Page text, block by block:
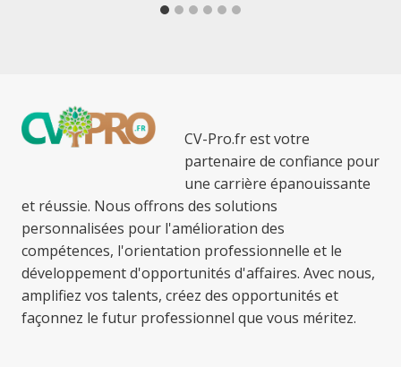
CV-Pro.fr est votre
partenaire de confiance pour
une carrière épanouissante
et réussie. Nous offrons des solutions
personnalisées pour l'amélioration des
compétences, l'orientation professionnelle et le
développement d'opportunités d'affaires. Avec nous,
amplifiez vos talents, créez des opportunités et
façonnez le futur professionnel que vous méritez.